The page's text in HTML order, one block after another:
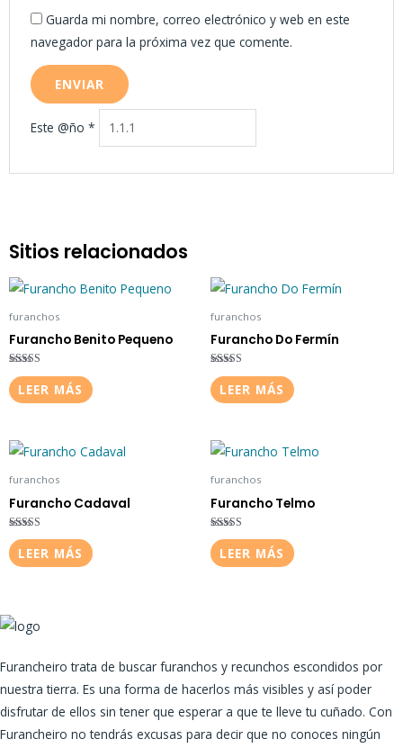
Guarda mi nombre, correo electrónico y web en este
navegador para la próxima vez que comente.
Este @ño *
Sitios relacionados
furanchos
Furancho Benito Pequeno
Valorado con
5.00
de 5LEER MÁS
furanchos
Furancho Do Fermín
Valorado
con
3.00
de 5
LEER MÁS
furanchos
Furancho Cadaval
Valorado
con
4.50
de 5
LEER MÁS
furanchos
Furancho Telmo
Valorado
con
4.00
de 5
LEER MÁS
Furancheiro trata de buscar furanchos y recunchos escondidos por
nuestra tierra. Es una forma de hacerlos más visibles y así poder
disfrutar de ellos sin tener que esperar a que te lleve tu cuñado. Con
Furancheiro no tendrás excusas para decir que no conoces ningún